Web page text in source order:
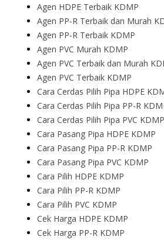
Agen HDPE Terbaik KDMP
Agen PP-R Terbaik dan Murah
Agen PP-R Terbaik KDMP
Agen PVC Murah KDMP
Agen PVC Terbaik dan Murah
Agen PVC Terbaik KDMP
Cara Cerdas Pilih Pipa HDPE
Cara Cerdas Pilih Pipa PP-R
Cara Cerdas Pilih Pipa PVC KDMP
Cara Pasang Pipa HDPE KDMP
Cara Pasang Pipa PP-R KDMP
Cara Pasang Pipa PVC KDMP
Cara Pilih HDPE KDMP
Cara Pilih PP-R KDMP
Cara Pilih PVC KDMP
Cek Harga HDPE KDMP
Cek Harga PP-R KDMP